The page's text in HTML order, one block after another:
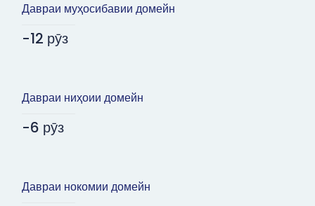
Давраи муҳосибавии домейн
-12 рӯз
Давраи ниҳоии домейн
-6 рӯз
Давраи нокомии домейн